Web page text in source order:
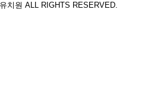
치원 ALL RIGHTS RESERVED.